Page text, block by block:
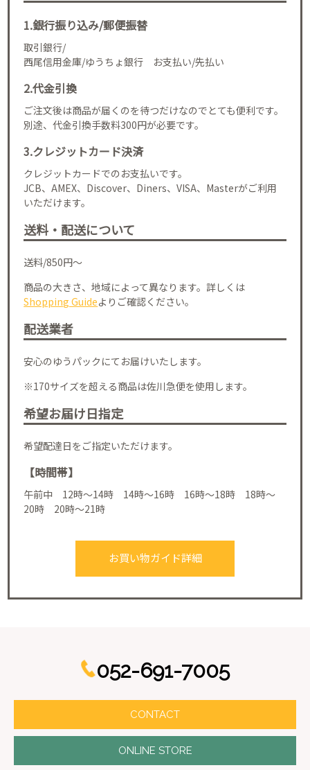
1.銀行振り込み/郵便振替
取引銀行/
西尾信用金庫/ゆうちょ銀行 お支払い/先払い
2.代金引換
ご注文後は商品が届くのを待つだけなのでとても便利です。
別途、代金引換手数料300円が必要です。
3.クレジットカード決済
クレジットカードでのお支払いです。
JCB、AMEX、Discover、Diners、VISA、Masterがご利用
いただけます。
送料・配送について
送料/850円～
商品の大きさ、地域によって異なります。詳しくは
Shopping Guideよりご確認ください。
配送業者
安心のゆうパックにてお届けいたします。
※170サイズを超える商品は佐川急便を使用します。
希望お届け日指定
希望配達日をご指定いただけます。
【時間帯】
午前中 12時～14時 14時～16時 16時～18時 18時～
20時 20時～21時
お買い物ガイド詳細
052-691-7005
CONTACT
ONLINE STORE